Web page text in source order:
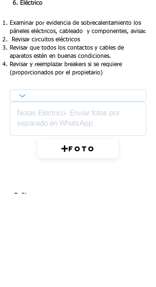
6. Eléctrico
Examinar por evidencia de sobrecalentamiento los
páneles eléctricos, cableado y componentes, avisar.
Revisar circuitos eléctricos
Revisar que todos los contactos y cables de
aparatos estén en buenas condiciones.
Revisar y reemplazar breakers si se requiere
(proporcionados por el propietario)
Foto